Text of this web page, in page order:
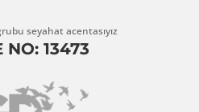
seyahat acentasıyız
NO: 13473